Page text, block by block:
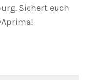
Sichert euch